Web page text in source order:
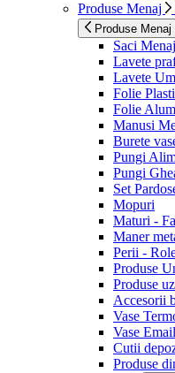
Produse Menaj
Produse Menaj
Saci
Lavete
Lavete
Folie
Folie
Manusi
Burete
Pungi
Pungi
Set
Mopuri
Maturi -
Maner
Perii -
Produse
Produse
Accesorii
Vase
Vase
Cutii
Produse